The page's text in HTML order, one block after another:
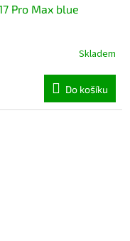
Pro Max blue
Skladem
Do košíku